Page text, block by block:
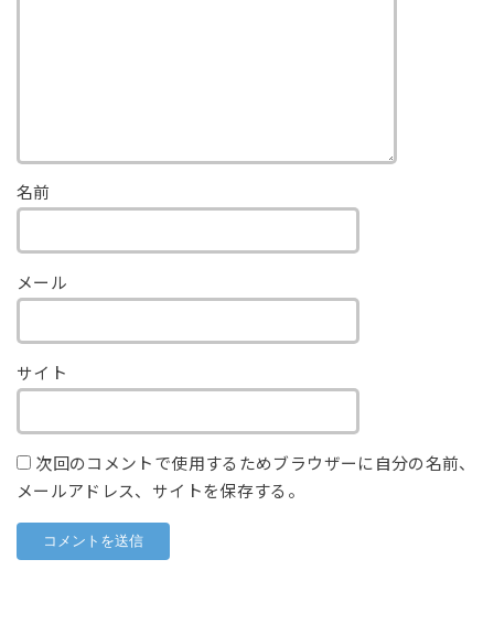
名前
メール
サイト
次回のコメントで使用するためブラウザーに自分の名前、
メールアドレス、サイトを保存する。